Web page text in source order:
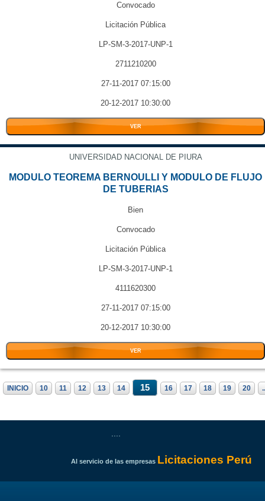
Convocado
Licitación Pública
LP-SM-3-2017-UNP-1
2711210200
27-11-2017 07:15:00
20-12-2017 10:30:00
VER
UNIVERSIDAD NACIONAL DE PIURA
MODULO TEOREMA BERNOULLI Y MODULO DE FLUJO
DE TUBERIAS
Bien
Convocado
Licitación Pública
LP-SM-3-2017-UNP-1
4111620300
27-11-2017 07:15:00
20-12-2017 10:30:00
VER
INICIO 10 11 12 13 14 15 16 17 18 19 20
Al servicio de las empresas Licitaciones Perú